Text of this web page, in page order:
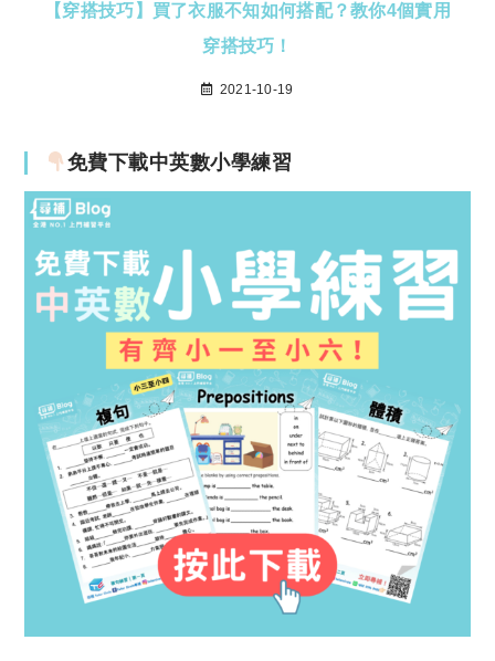
【穿搭技巧】買了衣服不知如何搭配？教你4個實用
穿搭技巧！
2021-10-19
免費下載中英數小學練習